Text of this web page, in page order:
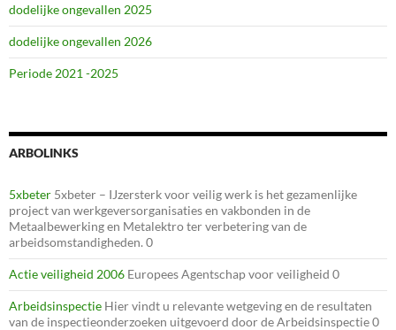
dodelijke ongevallen 2025
dodelijke ongevallen 2026
Periode 2021 -2025
ARBOLINKS
5xbeter 5xbeter – IJzersterk voor veilig werk is het gezamenlijke
project van werkgeversorganisaties en vakbonden in de
Metaalbewerking en Metalektro ter verbetering van de
arbeidsomstandigheden. 0
Actie veiligheid 2006 Europees Agentschap voor veiligheid 0
Arbeidsinspectie Hier vindt u relevante wetgeving en de resultaten
van de inspectieonderzoeken uitgevoerd door de Arbeidsinspectie 0